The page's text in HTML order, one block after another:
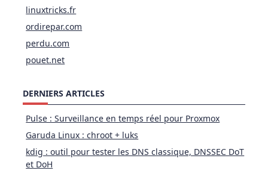
linuxtricks.fr
ordirepar.com
perdu.com
pouet.net
DERNIERS ARTICLES
Pulse : Surveillance en temps réel pour Proxmox
Garuda Linux : chroot + luks
kdig : outil pour tester les DNS classique, DNSSEC DoT
et DoH